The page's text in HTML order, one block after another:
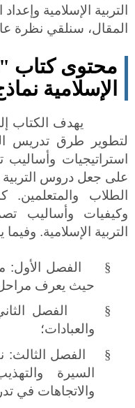
التربية الإسلامية
المقال، سنلقي نظرة
محتوى كتاب
الإسلامية
يهدف الكتاب
لتطوير طرق تدريس
استراتيجيات
على جعل دروس التربية
الطلاب والمتعلمين.
وكيفيات وأساليب
التربية الإسلامية.
§
الفصل الأول:
حيث يعرف مراحل
§
الفصل
والعبادات؛
§
الفصل
السيرة
والاتجاهات في